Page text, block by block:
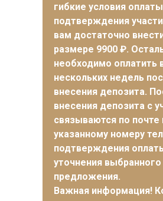
гибкие условия
подтверждения
вам достаточно
размере 9900 ₽.
необходимо оплатить
нескольких недель
внесения депозита.
внесения депозита с
связываются по почте
указанному номеру
подтверждения
уточнения выбранного
предложения.
Важная информация!